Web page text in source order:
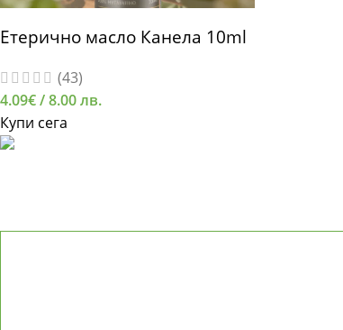
Етерично масло Канела 10ml
(43)
4.09€/ 8.00 лв.
Купи сега